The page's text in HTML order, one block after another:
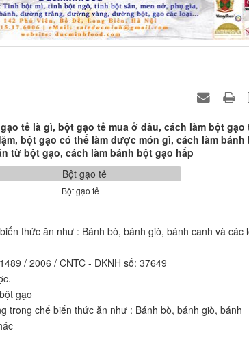
tẻ là gì, bột gạo tẻ mua ở đâu, cách làm bột gạo
bột gạo có thể làm được món gì, cách làm bánh
từ bột gạo, cách làm bánh bột gạo hấp
Bột gạo tẻ
thức ăn như : Bánh bò, bánh giò, bánh canh và các
/ 2006 / CNTC - ĐKNH số: 37649
gạo
trong chế biến thức ăn như : Bánh bò, bánh giò, bánh